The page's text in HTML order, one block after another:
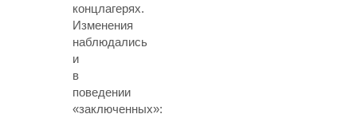
концлагерях.
Изменения
наблюдались
и
в
поведении
«заключенных»: